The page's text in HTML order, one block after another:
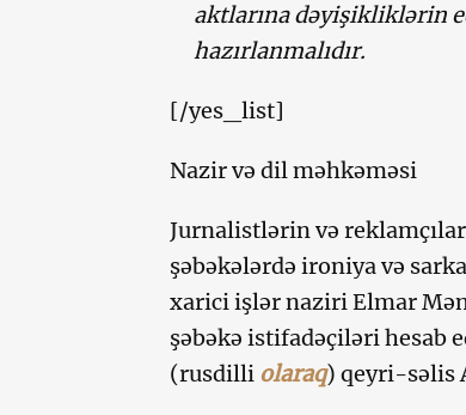
aktlarına dəyişikliklərin
hazırlanmalıdır.
[/yes_list]
Nazir və dil məhkəməsi
Jurnalistlərin və
şəbəkələrdə ironiya və
xarici işlər naziri Elmar
şəbəkə istifadəçiləri hesab
(rusdilli olaraq) qeyri-səlis